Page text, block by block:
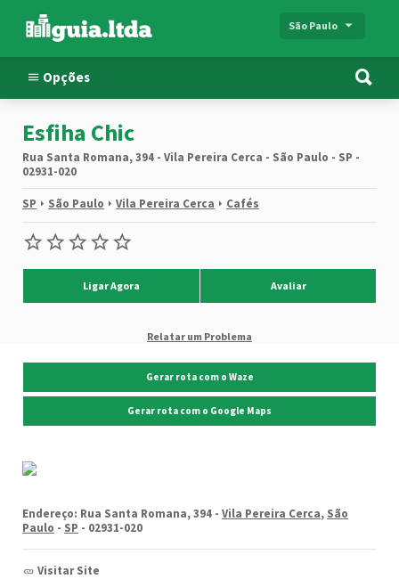
São Paulo
Opções
Esfiha Chic
Rua Santa Romana, 394 - Vila Pereira Cerca - São Paulo - SP -
02931-020
SP São Paulo Vila Pereira Cerca Cafés
Ligar Agora Avaliar
Relatar um Problema
Endereço: Rua Santa Romana, 394 - Vila Pereira Cerca, São
Paulo - SP - 02931-020
Visitar Site
Gerar rota com o Waze
Gerar rota com o Google Maps